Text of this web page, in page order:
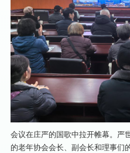
会议在庄严的国歌中拉开帷幕。严
的老年协会会长、副会长和理事们